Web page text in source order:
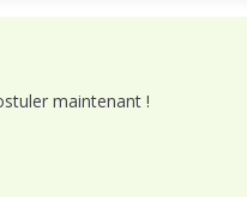
maintenant !